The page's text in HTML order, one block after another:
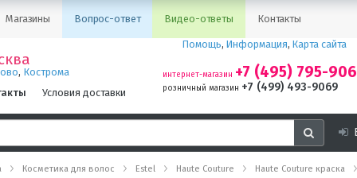
Магазины Вопрос-ответ Видео-ответы Контакты
, Кострома
Условия доставки
Помощь, Информация, Карта сайта
интернет-магазин +7 (495) 795-
розничный магазин +7 (499) 493-9069
Косметика для волос Estel Haute Couture Haute Couture краска